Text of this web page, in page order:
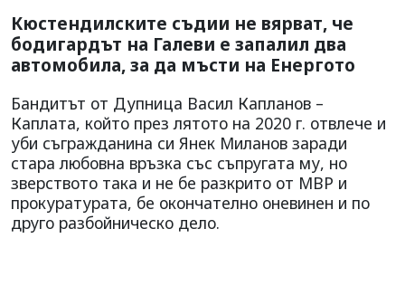
Кюстендилските съдии не вярват, че
бодигардът на Галеви е запалил два
автомобила, за да мъсти на Енергото
Бандитът от Дупница Васил Капланов –
Каплата, който през лятото на 2020 г. отвлече и
уби съгражданина си Янек Миланов заради
стара любовна връзка със съпругата му, но
зверството така и не бе разкрито от МВР и
прокуратурата, бе окончателно оневинен и по
друго разбойническо дело.